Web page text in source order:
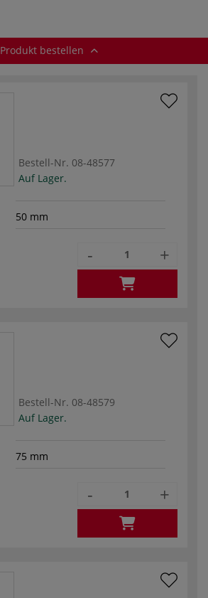
Produkt bestellen
Bestell-Nr. 08-48577
Auf Lager.
50 mm
- +
Bestell-Nr. 08-48579
Auf Lager.
75 mm
- +